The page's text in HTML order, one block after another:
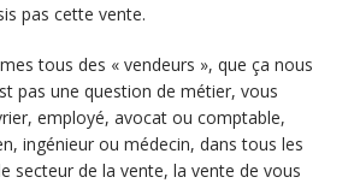
pas cette vente.
tous des « vendeurs », que ça nous
pas une question de métier, vous
employé, avocat ou comptable,
ingénieur ou médecin, dans tous les
secteur de la vente, la vente de vous